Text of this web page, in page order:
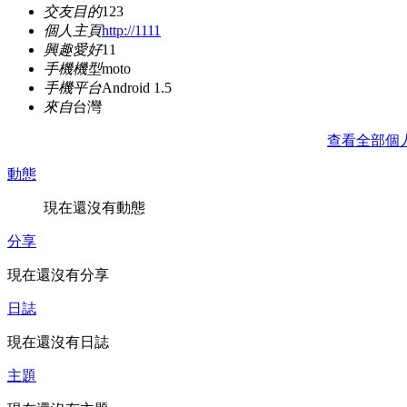
交友目的123
個人主頁http://1111
興趣愛好11
手機機型moto
手機平台Android 1.5
來自台灣
查看全部個
動態
現在還沒有動態
分享
現在還沒有分享
日誌
現在還沒有日誌
主題